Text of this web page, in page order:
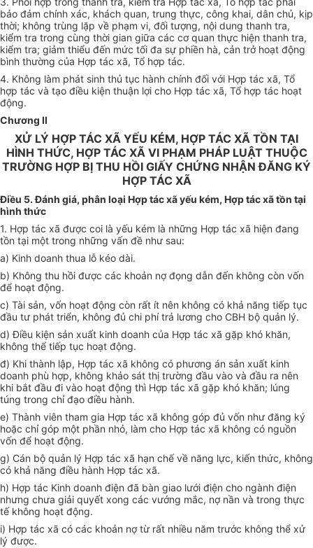
bảo đảm chính xác, khách quan, trung thực, công khai, dân chủ, kịp
thời; không trùng lặp về phạm vi, đối tượng, nội dung thanh tra,
kiểm tra trong cùng thời gian giữa các cơ quan thực hiện thanh tra,
kiểm tra; giảm thiểu đến mức tối đa sự phiền hà, cản trở hoạt động
bình thường của Hợp tác xã, Tổ hợp tác.
4. Không làm phát sinh thủ tục hành chính đối với Hợp tác xã, Tổ
hợp tác và tạo điều kiện thuận lợi cho Hợp tác xã, Tổ hợp tác hoạt
động.
Chương II
XỬ LÝ HỢP TÁC XÃ YẾU KÉM, HỢP TÁC XÃ TỒN TẠI
HÌNH THỨC, HỢP TÁC XÃ VI PHẠM PHÁP LUẬT THUỘC
TRƯỜNG HỢP BỊ THU HỒI GIẤY CHỨNG NHẬN ĐĂNG KÝ
HỢP TÁC XÃ
Điều 5. Đánh giá, phân loại Hợp tác xã yếu kém, Hợp tác xã tồn tại
hình thức
1. Hợp tác xã được coi là yếu kém là những Hợp tác xã hiện đang
tồn tại một trong những vấn đề như sau:
a) Kinh doanh thua lỗ kéo dài.
b) Không thu hồi được các khoản nợ đọng dẫn đến không còn vốn
để hoạt động.
c) Tài sản, vốn hoạt động còn rất ít nên không có khả năng tiếp tục
đầu tư phát triển, không đủ chi phí trả lương cho CBH bộ quản lý.
d) Điều kiện sản xuất kinh doanh của Hợp tác xã gặp khó khăn,
không thể tiếp tục hoạt động.
đ) Khi thành lập, Hợp tác xã không có phương án sản xuất kinh
doanh phù hợp, không khảo sát thị trường đầu vào và đầu ra nên
khi bắt đầu đi vào hoạt động thì Hợp tác xã gặp khó khăn; lúng
túng trong chỉ đạo điều hành.
e) Thành viên tham gia Hợp tác xã không góp đủ vốn như đăng ký
hoặc chỉgóp một phần nhỏ, làm cho Hợp tác xã không có nguồn
vốn để hoạt động.
g) Cán bộ quản lý Hợp tác xã hạn chế về năng lực, kiến thức, không
có khả năng điều hành Hợp tác xã.
h) Hợp tác Kinh doanh điện đã bàn giao lưới điện cho ngành điện
nhưng chưa giải quyết xong các vướng mắc, nợ nần và trong thực
tế không hoạt động.
i) Hợp tác xã có các khoản nợ từ rất nhiều năm trước không thể xử
lý được.